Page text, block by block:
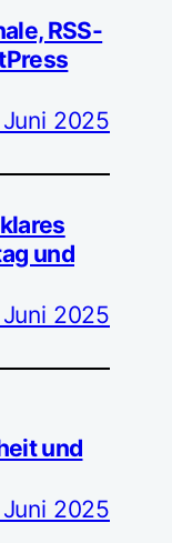
RSS-
2025
und
2025
und
Juni 2025